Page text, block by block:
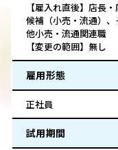
【雇入れ直後】店長
候補（小売・流通）、
他小売・流通関連職
【変更の範囲】無し
雇用形態
正社員
試用期間